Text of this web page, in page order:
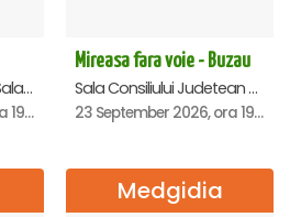
Filarmonica de Stat - Sala Thalia, Sibiu
20 September 2026, ora 19:00
Mireasa fara voie - Buzau
Sala Consiliului Judetean Buzau, Buzau
23 September 2026, ora 19:29
Medgidia